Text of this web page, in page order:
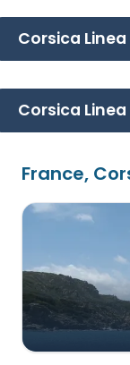
Corsica
Corsica
France,